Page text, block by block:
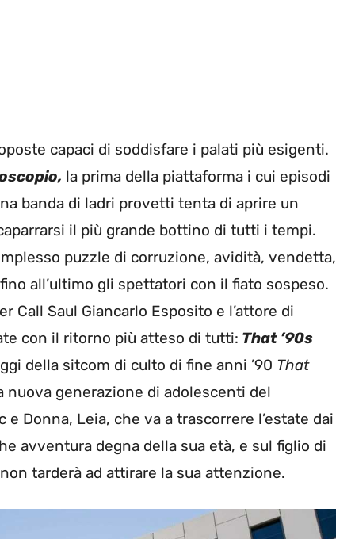
capaci di soddisfare i palati più esigenti.
la prima della piattaforma i cui episodi
banda di ladri provetti tenta di aprire un
il più grande bottino di tutti i tempi.
puzzle di corruzione, avidità, vendetta,
all’ultimo gli spettatori con il fiato sospeso.
Call Saul Giancarlo Esposito e l’attore di
con il ritorno più atteso di tutti: That ’90s
della sitcom di culto di fine anni ’90 That
generazione di adolescenti del
Donna, Leia, che va a trascorrere l’estate dai
avventura degna della sua età, e sul figlio di
tarderà ad attirare la sua attenzione.